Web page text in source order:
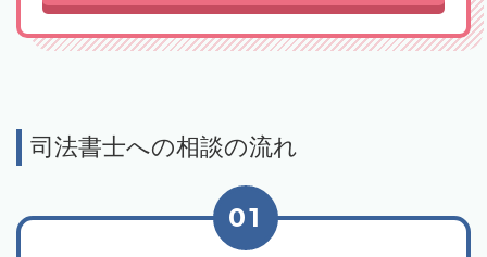
司法書士への相談の流れ
01